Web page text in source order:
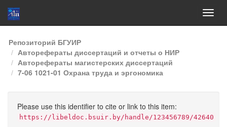
Skip
navigation
Репозиторий БГУИР
Авторефераты диссертаций и отчеты о НИР
Авторефераты магистерских диссертаций
7-06 1021-01 Охрана труда и эргономика
Please use this identifier to cite or link to this item:
https://libeldoc.bsuir.by/handle/123456789/42640